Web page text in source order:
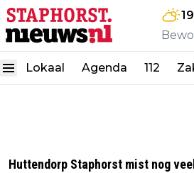
19
Lokaal Agenda 112
Huttendorp Staphorst mist nog